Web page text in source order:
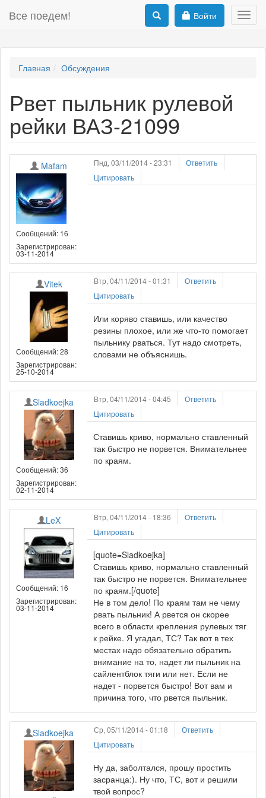
Все поедем! Войти
Главная Обсуждения
Рвет пыльник рулевой
рейки ВАЗ-21099
Mafam
Сообщений: 16
Зарегистрирован:
03-11-2014
Пнд, 03/11/2014 - 23:31
Ответить
Цитировать
Vitek
Сообщений: 28
Зарегистрирован:
25-10-2014
Втр, 04/11/2014 - 01:31
Ответить
Цитировать
Или коряво ставишь, или качество
резины плохое, или же что-то помогает
пыльнику рваться. Тут надо смотреть,
словами не объяснишь.
Sladkoejka
Сообщений: 36
Зарегистрирован:
02-11-2014
Втр, 04/11/2014 - 04:45
Ответить
Цитировать
Ставишь криво, нормально ставленный
так быстро не порвется. Внимательнее
по краям.
LeX
Сообщений: 16
Зарегистрирован:
03-11-2014
Втр, 04/11/2014 - 18:36
Ответить
Цитировать
[quote=Sladkoejka]
Ставишь криво, нормально ставленный
так быстро не порвется. Внимательнее
по краям.[/quote]
Не в том дело! По краям там не чему
рвать пыльник! А рвется он скорее
всего в области крепления рулевых тяг
к рейке. Я угадал, ТС? Так вот в тех
местах надо обязательно обратить
внимание на то, надет ли пыльник на
сайлентблок тяги или нет. Если не
надет - порвется быстро! Вот вам и
причина того, что рвется пыльник.
Sladkoejka Ср, 05/11/2014 - 01:18
Ответить
Цитировать
Ну да, заболтался, прошу простить
засранца:). Ну что, ТС, вот и решили
твой вопрос?